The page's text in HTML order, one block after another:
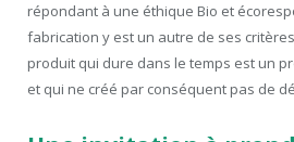
répondant à une éthique Bio et
fabrication y est un autre de ses
produit qui dure dans le temps est un
et qui ne créé par conséquent pas de